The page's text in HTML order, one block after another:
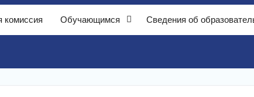
комиссия Обучающимся Сведения об